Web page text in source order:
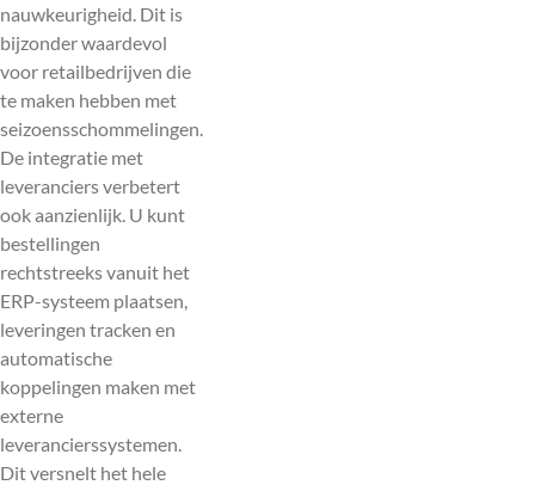
nauwkeurigheid. Dit is
bijzonder waardevol
voor retailbedrijven die
te maken hebben met
seizoensschommelingen.
De integratie met
leveranciers verbetert
ook aanzienlijk. U kunt
bestellingen
rechtstreeks vanuit het
ERP-systeem plaatsen,
leveringen tracken en
automatische
koppelingen maken met
externe
leverancierssystemen.
Dit versnelt het hele